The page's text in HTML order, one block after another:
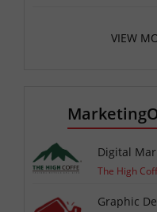
VIEW
Digital
The High
Graphic